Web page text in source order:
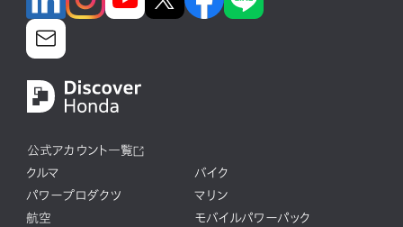
公式アカウント一覧
クルマ
バイク
パワープロダクツ
マリン
航空
モバイルパワーパック